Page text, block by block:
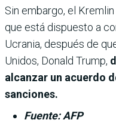
Sin embargo, el
que está dispuesto a
Ucrania, después de
Unidos, Donald Trump,
alcanzar un acuerdo
sanciones.
Fuente: AFP